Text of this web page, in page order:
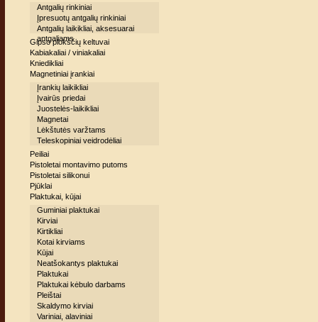
Antgalių rinkiniai
Įpresuotų antgalių rinkiniai
Antgalių laikikliai, aksesuarai
antgaliams
Gipso plokščių keltuvai
Kabiakaliai / viniakaliai
Kniedikliai
Magnetiniai įrankiai
Įrankių laikikliai
Įvairūs priedai
Juostelės-laikikliai
Magnetai
Lėkštutės varžtams
Teleskopiniai veidrodėliai
Peiliai
Pistoletai montavimo putoms
Pistoletai silikonui
Pjūklai
Plaktukai, kūjai
Guminiai plaktukai
Kirviai
Kirtikliai
Kotai kirviams
Kūjai
Neatšokantys plaktukai
Plaktukai
Plaktukai kėbulo darbams
Pleištai
Skaldymo kirviai
Variniai, alaviniai